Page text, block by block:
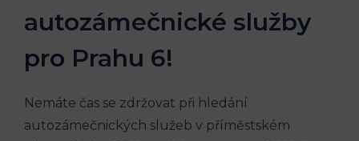
autozámečnické služby
pro Prahu 6!
Nemáte čas‌ se ⁢zdržovat při hledání
autozámečnických služeb v příměstském